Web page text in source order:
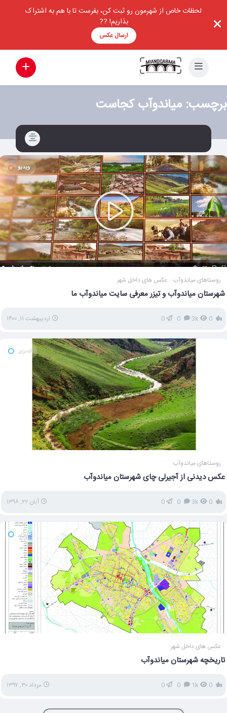
لحظات خاص از شهرمون رو ثبت کن، بفرست تا با هم به اشتراک
بذاریم! ??
ارسال عکس
برچسب: میاندوآب کجاست
ویدیو
روستاهای میاندوآب عکس های داخل شهر
شهرستان میاندوآب و تیزر معرفی سایت میاندوآب ما
3k
0 اردیبهشت ۱۱, ۱۴۰۰
تصویر
روستاهای میاندوآب
عکس دیدنی از آجیرلی چای شهرستان میاندوآب
3k
0 آبان ۲۲, ۱۳۹۸
تصویر
عکس های داخل شهر
تاریخچه شهرستان میاندوآب
1k
0 مرداد ۳۰, ۱۳۹۷